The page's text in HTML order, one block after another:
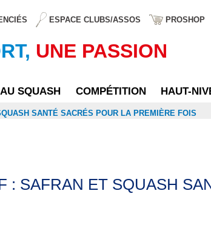
ESPACE CLUBS/ASSOS PROSHOP
UNE PASSION
SQUASH COMPÉTITION HAUT-
SANTÉ SACRÉS POUR LA PREMIÈRE FOIS
: SAFRAN ET SQUASH